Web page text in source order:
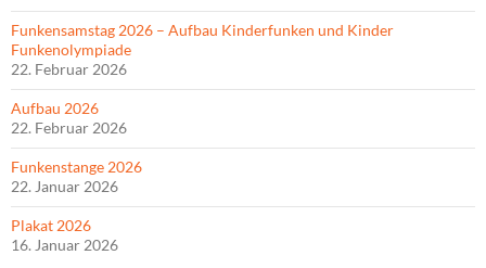
Funkensamstag 2026 – Aufbau Kinderfunken und Kinder
Funkenolympiade
22. Februar 2026
Aufbau 2026
22. Februar 2026
Funkenstange 2026
22. Januar 2026
Plakat 2026
16. Januar 2026